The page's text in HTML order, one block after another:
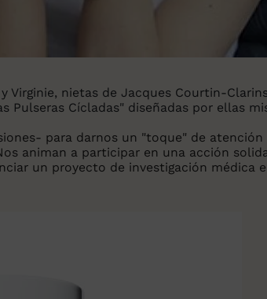
Virginie, nietas de Jacques Courtin-
Pulseras Cícladas" diseñadas por ellas
para darnos un "toque" de
animan a participar en una acción
un proyecto de investigación médica